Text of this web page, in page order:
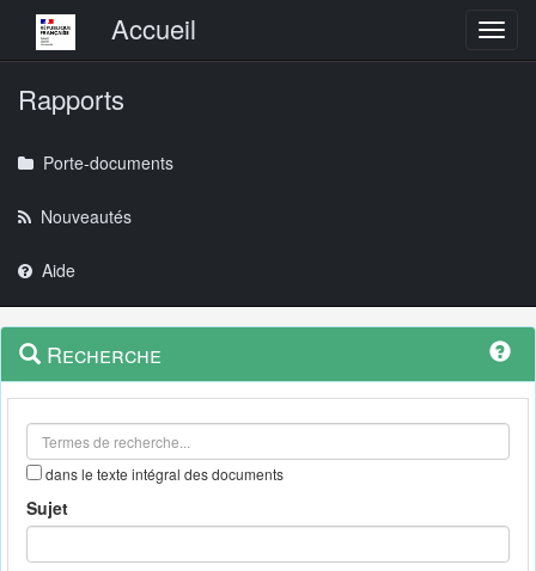
Menu principalAccueil
Rapports
Porte-documents
Nouveautés
Aide
Navigation
outils
Menu
contextuel
Recherche
dans le texte intégral des documents
Sujet